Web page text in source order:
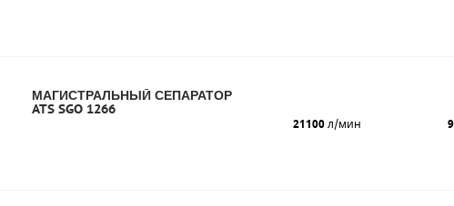
МАГИСТРАЛЬНЫЙ СЕПАРАТОР
ATS SGO 1266
21100л/мин 9